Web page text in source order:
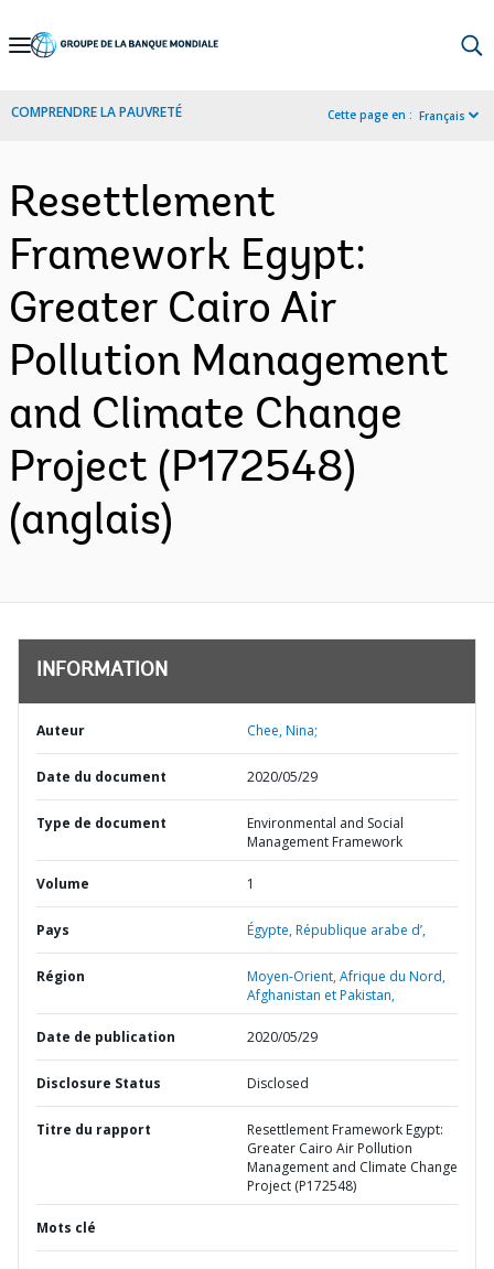
Skip
Navigation
COMPRENDRE LA PAUVRETÉ Cette page en : Français
Resettlement
Framework Egypt:
Greater Cairo Air
Pollution Management
and Climate Change
Project (P172548)
(anglais)
INFORMATION
Auteur Chee, Nina;
Date du document 2020/05/29
Type de document
Environmental and Social
Management Framework
Volume 1
Pays Égypte,République arabe d’,
Région
Moyen-Orient, Afrique du Nord,
Afghanistan et Pakistan,
Date de publication 2020/05/29
Disclosure Status Disclosed
Titre du rapport
Resettlement Framework Egypt:
Greater Cairo Air Pollution
Management and Climate Change
Project (P172548)
Mots clé